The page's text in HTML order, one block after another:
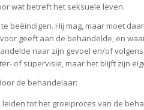
wat betreft het seksuele leven.
Hij mag, maar moet
geeft aan de behandelde, en
naar zijn gevoel en/of
of supervisie, maar het blijft zijn
de behandelaar:
tot het groeiproces van de